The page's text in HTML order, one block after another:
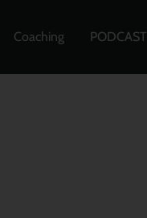
Coaching PODCAST